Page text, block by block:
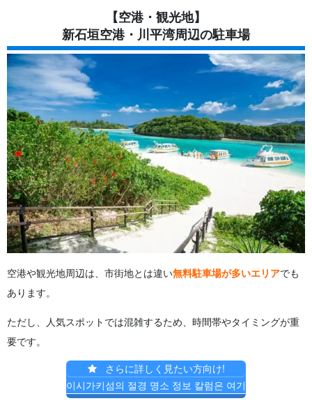
【空港・観光地】
新石垣空港・川平湾周辺の駐車場
空港や観光地周辺は、市街地とは違い無料駐車場が多いエリアでも
あります。
ただし、人気スポットでは混雑するため、時間帯やタイミングが重
要です。
さらに詳しく見たい方向け!
이시가키섬의 절경 명소 정보 칼럼은 여기